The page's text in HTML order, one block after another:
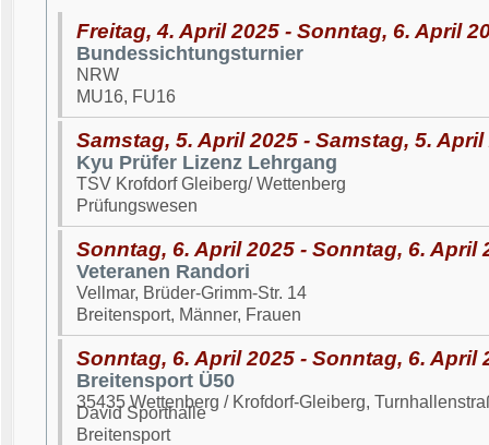
Freitag, 4. April 2025 - Sonntag, 6. April
Bundessichtungsturnier
NRW
MU16, FU16
Samstag, 5. April 2025 - Samstag, 5. April
Kyu Prüfer Lizenz Lehrgang
TSV Krofdorf Gleiberg/ Wettenberg
Prüfungswesen
Sonntag, 6. April 2025 - Sonntag, 6. April
Veteranen Randori
Vellmar, Brüder-Grimm-Str. 14
Breitensport, Männer, Frauen
Sonntag, 6. April 2025 - Sonntag, 6. April
Breitensport Ü50
35435 Wettenberg / Krofdorf-Gleiberg,
David Sporthalle
Breitensport